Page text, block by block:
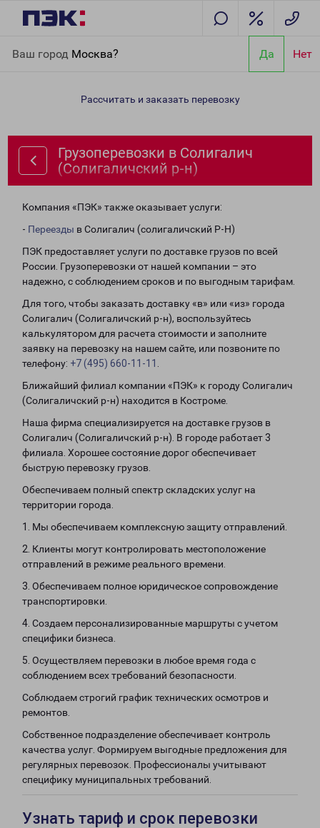
Ваш город Москва? Да Нет
(Солигаличский р-н)
Рассчитать и заказать перевозку
Грузоперевозки в Солигалич
(Солигаличский р-н)
Компания «ПЭК» также оказывает услуги:
- Переезды в Солигалич (солигаличский Р-Н)
ПЭК предоставляет услуги по доставке грузов по всей
России. Грузоперевозки от нашей компании – это
надежно, с соблюдением сроков и по выгодным тарифам.
Для того, чтобы заказать доставку «в» или «из» города
Солигалич (Солигаличский р-н), воспользуйтесь
калькулятором для расчета стоимости и заполните
заявку на перевозку на нашем сайте, или позвоните по
телефону: +7 (495) 660-11-11
Ближайший филиал компании «ПЭК» к городу Солигалич
(Солигаличский р-н) находится в Костроме.
Наша фирма специализируется на доставке грузов в
Солигалич (Солигаличский р-н). В городе работает 3
филиала. Хорошее состояние дорог обеспечивает
быструю перевозку грузов.
Обеспечиваем полный спектр складских услуг на
территории города.
1. Мы обеспечиваем комплексную защиту отправлений.
2. Клиенты могут контролировать местоположение
отправлений в режиме реального времени.
3. Обеспечиваем полное юридическое сопровождение
транспортировки.
4. Создаем персонализированные маршруты с учетом
специфики бизнеса.
5. Осуществляем перевозки в любое время года с
соблюдением всех требований безопасности.
Соблюдаем строгий график технических осмотров и
ремонтов.
Собственное подразделение обеспечивает контроль
качества услуг. Формируем выгодные предложения для
регулярных перевозок. Профессионалы учитывают
специфику муниципальных требований.
Узнать тариф и срок перевозки